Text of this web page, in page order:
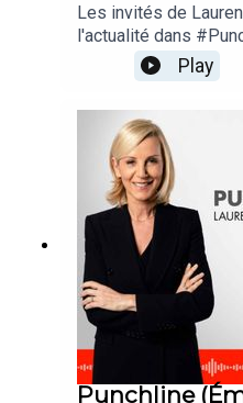
Les invités de
l'actualité dans
Play
Punchline